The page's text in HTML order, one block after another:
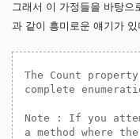
그래서 이 가정들을 바탕으
과 같이 흥미로운 얘기가 있
The Count
complete
Note : If you
a method where